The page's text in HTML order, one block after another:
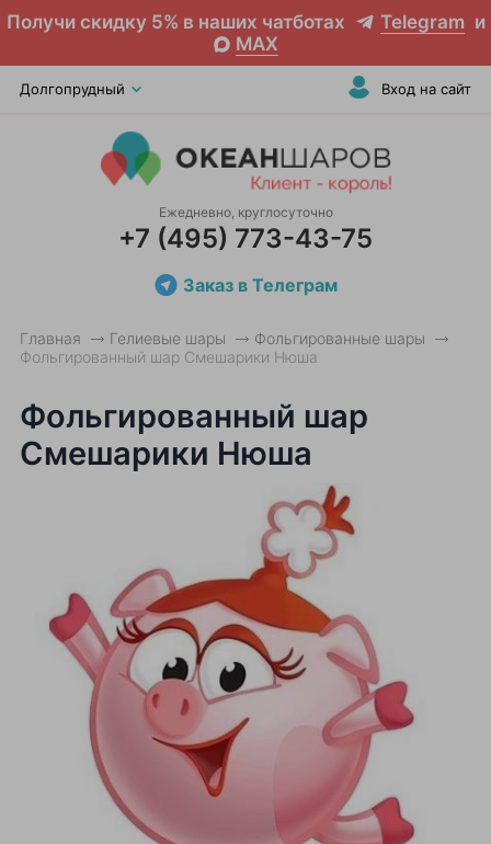
Получи скидку 5% в наших чатботах Telegram и
MAX
Долгопрудный Вход на сайт
Ежедневно, круглосуточно
+7 (495) 773-43-75
Заказ в Телеграм
Главная Гелиевые шары
Фольгированные шары
Фольгированный шар Смешарики Нюша
Фольгированный шар
Смешарики Нюша